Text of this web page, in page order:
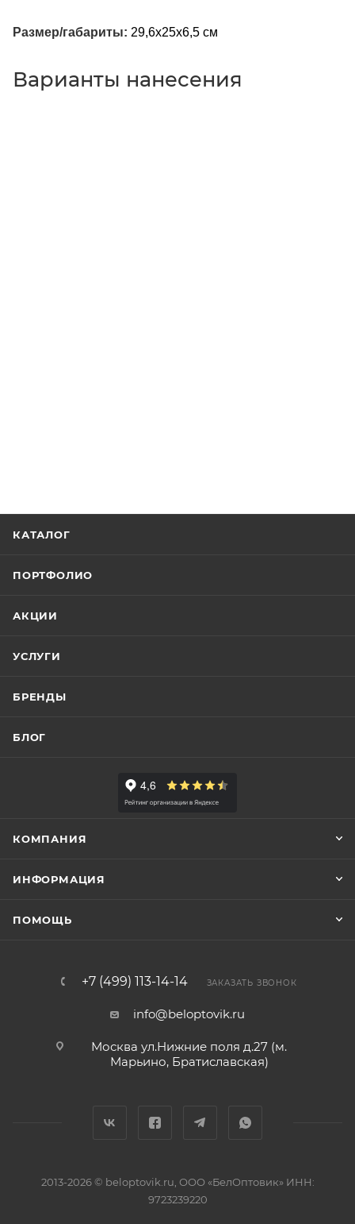
Размер/габариты: 29,6х25х6,5 см
Варианты нанесения
КАТАЛОГ
ПОРТФОЛИО
АКЦИИ
УСЛУГИ
БРЕНДЫ
БЛОГ
КОМПАНИЯ
ИНФОРМАЦИЯ
ПОМОЩЬ
+7 (499) 113-14-14 ЗАКАЗАТЬ ЗВОНОК
info@beloptovik.ru
Москва ул.Нижние поля д.27 (м.
Марьино, Братиславская)
2013-2026 © beloptovik.ru, ООО «БелОптовик» ИНН:
9723239220